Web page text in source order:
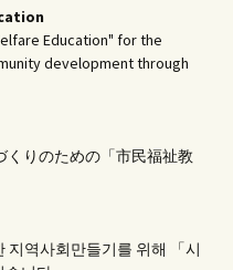
Education" for the
development through
りのための「市民福祉教
지역사회만들기를 위해 「시